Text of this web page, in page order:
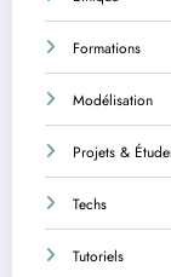
Formations
Modélisation
Projets &
Techs
Tutoriels